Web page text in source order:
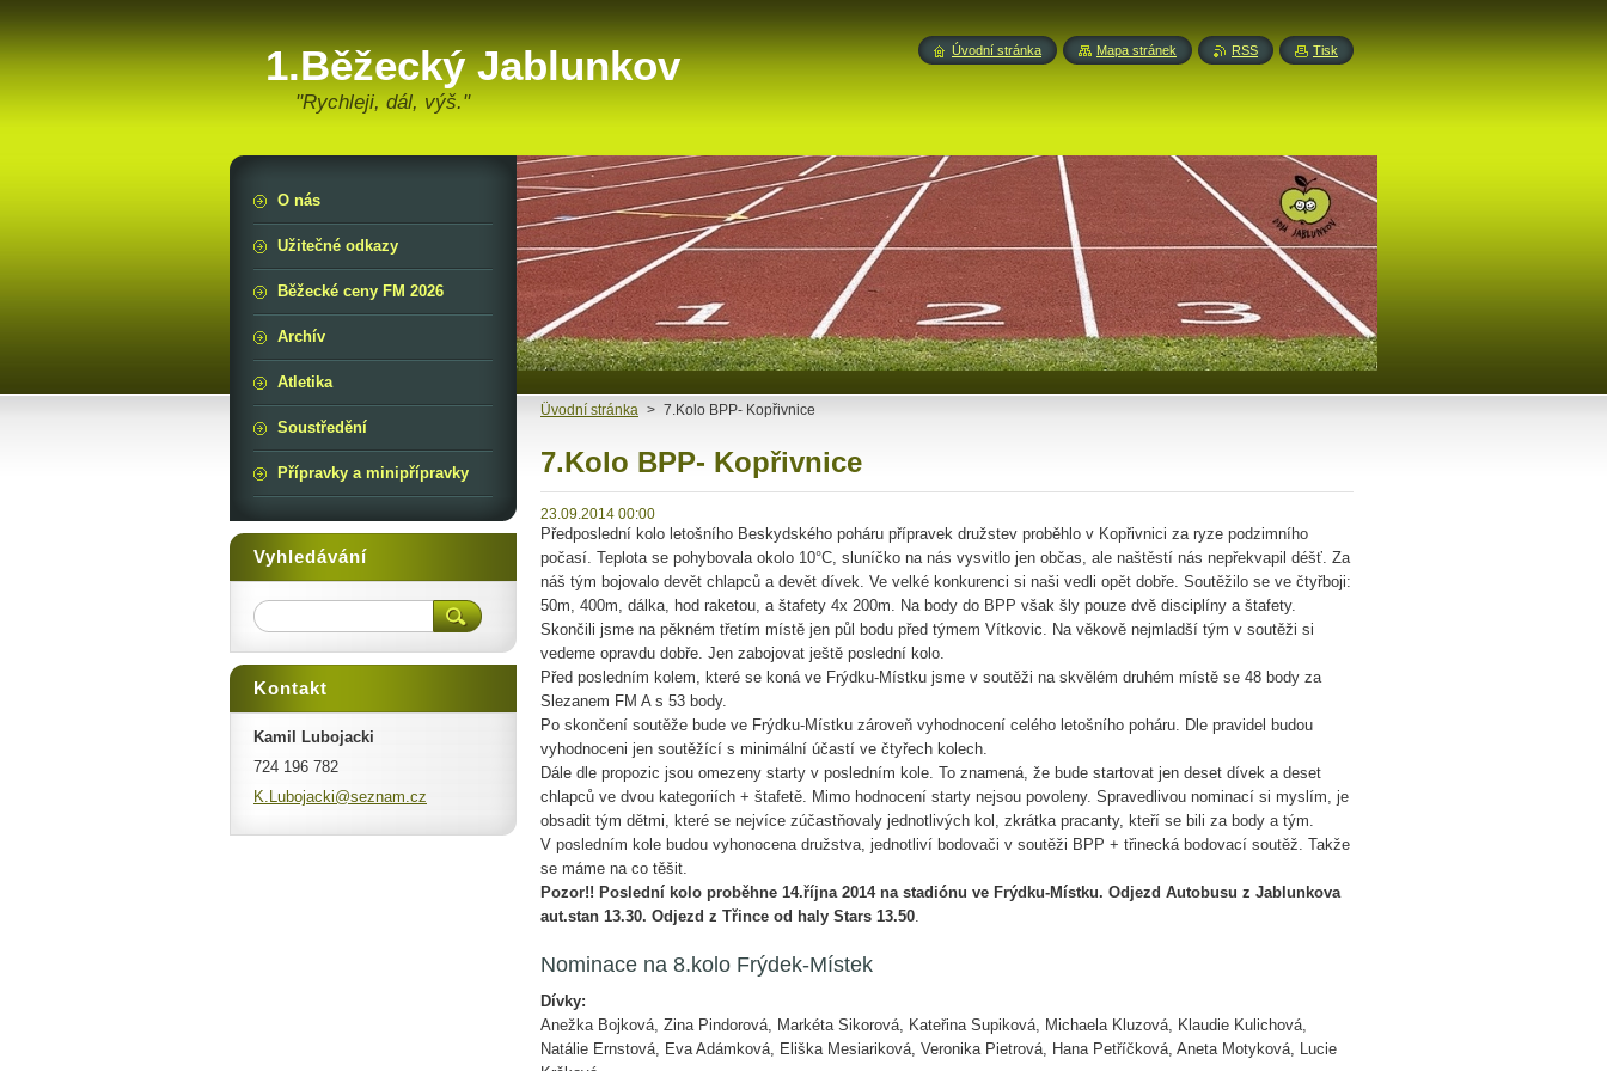
1.Běžecký Jablunkov
"Rychleji, dál, výš."
Üvodní stránka > 7.Kolo BPP- Kopřivnice
7.Kolo BPP- Kopřivnice
23.09.2014 00:00
Předposlední kolo letošního Beskydského poháru přípravek družstev proběhlo v Kopřivnici za ryze podzimního
počasí. Teplota se pohybovala okolo 10°C, sluníčko na nás vysvitlo jen občas, ale naštěstí nás nepřekvapil déšť. Za
náš tým bojovalo devět chlapců a devět dívek. Ve velké konkurenci si naši vedli opět dobře. Soutěžilo se ve čtyřboji:
50m, 400m, dálka, hod raketou, a štafety 4x 200m. Na body do BPP však šly pouze dvě disciplíny a štafety.
Skončili jsme na pěkném třetím místě jen půl bodu před týmem Vítkovic. Na věkově nejmladší tým v soutěži si
vedeme opravdu dobře. Jen zabojovat ještě poslední kolo.
Před posledním kolem, které se koná ve Frýdku-Místku jsme v soutěži na skvělém druhém místě se 48 body za
Slezanem FM A s 53 body.
Po skončení soutěže bude ve Frýdku-Místku zároveň vyhodnocení celého letošního poháru. Dle pravidel budou
vyhodnoceni jen soutěžící s minimální účastí ve čtyřech kolech.
Dále dle propozic jsou omezeny starty v posledním kole. To znamená, že bude startovat jen deset dívek a deset
chlapců ve dvou kategoriích + štafetě. Mimo hodnocení starty nejsou povoleny. Spravedlivou nominací si myslím, je
obsadit tým dětmi, které se nejvíce zúčastňovaly jednotlivých kol, zkrátka pracanty, kteří se bili za body a tým.
V posledním kole budou vyhonocena družstva, jednotliví bodovači v soutěži BPP + třinecká bodovací soutěž. Takže
se máme na co těšit.
Pozor!! Poslední kolo proběhne 14.října 2014 na stadiónu ve Frýdku-Místku. Odjezd Autobusu z Jablunkova
aut.stan 13.30. Odjezd z Třince od haly Stars 13.50.
Nominace na 8.kolo Frýdek-Místek
Dívky:
Anežka Bojková, Zina Pindorová, Markéta Sikorová, Kateřina Supiková, Michaela Kluzová, Klaudie Kulichová,
Natálie Ernstová, Eva Adámková, Eliška Mesiariková, Veronika Pietrová, Hana Petříčková, Aneta Motyková, Lucie
O nás
Užitečné odkazy
Běžecké ceny FM 2026
Archív
Atletika
Soustředění
Přípravky a minipřípravky
Vyhledávání
Kontakt
Kamil Lubojacki
724 196 782
K.Lubojacki@seznam.cz
Úvodní stránka Mapa stránek RSS Tisk